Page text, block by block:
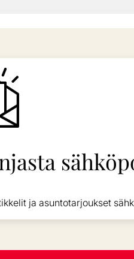
ja asuntotarjoukset